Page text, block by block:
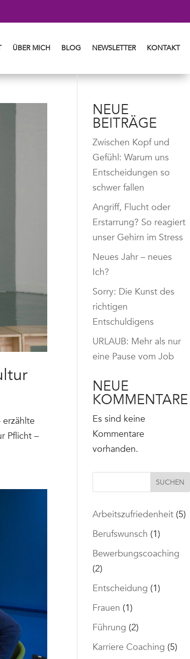
ÜBER MICH BLOG NEWSLETTER KONTAKT
Pflicht –
NEUE
BEITRÄGE
Zwischen Kopf und
Gefühl: Warum uns
Entscheidungen so
schwer fallen
Angriff, Flucht oder
Erstarrung? So reagiert
unser Gehirn im Stress
Neues Jahr – neues
Ich?
Sorry: Die Kunst des
richtigen
Entschuldigens
URLAUB: Mehr als nur
eine Pause vom Job
NEUE
KOMMENTARE
Es sind keine
Kommentare
vorhanden.
SUCHEN
Arbeitszufriedenheit(5)
Berufswunsch (1)
Bewerbungscoaching
(2)
Entscheidung (1)
Frauen (1)
Führung (2)
Karriere Coaching (5)